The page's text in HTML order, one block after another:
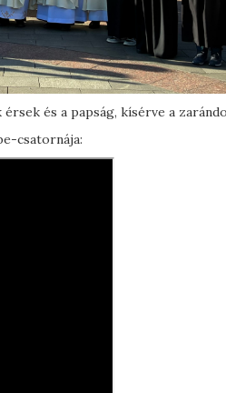
és a papság, kísérve a
csatornája: